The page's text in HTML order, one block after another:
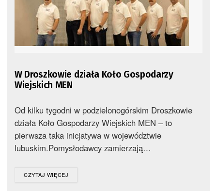
W Droszkowie działa Koło Gospodarzy
Wiejskich MEN
Od kilku tygodni w podzielonogórskim Droszkowie
działa Koło Gospodarzy Wiejskich MEN – to
pierwsza taka inicjatywa w województwie
lubuskim.Pomysłodawcy zamierzają…
CZYTAJ WIĘCEJ